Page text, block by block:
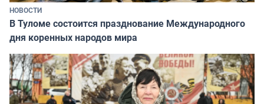
НОВОСТИ
В Туломе состоится празднование Международного
дня коренных народов мира